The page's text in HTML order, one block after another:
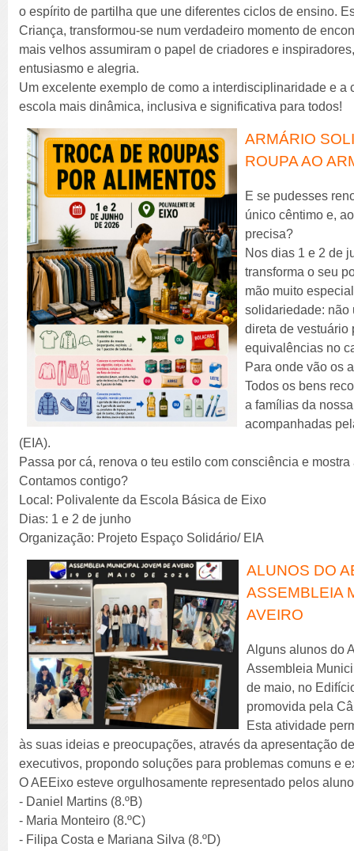
o espírito de partilha que une diferentes ciclos de ensino.
Criança, transformou-se num verdadeiro momento de
mais velhos assumiram o papel de criadores e
entusiasmo e alegria.
Um excelente exemplo de como a interdisciplinaridade e a
escola mais dinâmica, inclusiva e significativa para todos!
ARMÁRIO
ROUPA AO
E se pudesses
único cêntimo e,
precisa?
Nos dias 1 e 2 de
transforma o seu
mão muito
solidariedade: não
direta de vestuário
equivalências no
Para onde vão os
Todos os bens
a famílias da
acompanhadas
(EIA).
Passa por cá, renova o teu estilo com consciência e
Contamos contigo?
Local: Polivalente da Escola Básica de Eixo
Dias: 1 e 2 de junho
Organização: Projeto Espaço Solidário/ EIA
ALUNOS DO
ASSEMBLEIA
AVEIRO
Alguns alunos do
Assembleia
de maio, no
promovida pela
Esta atividade
às suas ideias e preocupações, através da apresentação
executivos, propondo soluções para problemas comuns e
O AEEixo esteve orgulhosamente representado pelos
- Daniel Martins (8.ºB)
- Maria Monteiro (8.ºC)
- Filipa Costa e Mariana Silva (8.ºD)